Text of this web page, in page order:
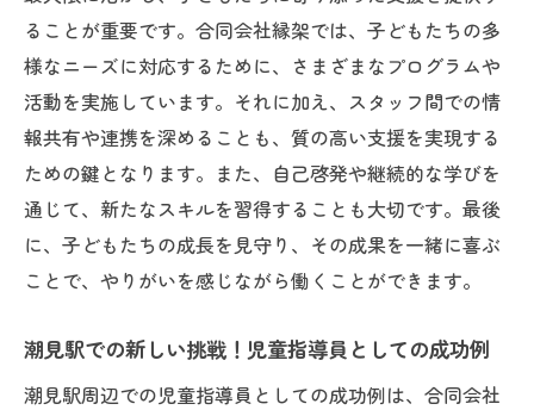
ることが重要です。合同会社縁架では、子どもたちの多
様なニーズに対応するために、さまざまなプログラムや
活動を実施しています。それに加え、スタッフ間での情
報共有や連携を深めることも、質の高い支援を実現する
ための鍵となります。また、自己啓発や継続的な学びを
通じて、新たなスキルを習得することも大切です。最後
に、子どもたちの成長を見守り、その成果を一緒に喜ぶ
ことで、やりがいを感じながら働くことができます。
潮見駅での新しい挑戦！児童指導員としての成功例
潮見駅周辺での児童指導員としての成功例は、合同会社